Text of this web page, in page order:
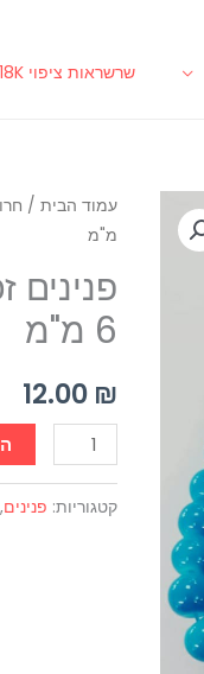
שרשראות ציפוי 18K קרט
עמוד הבית/
מ"מ
6 מ"מ
12.00 ₪
כמות
של
זכוכית
צבע
כחלחל
6
מ"מ
קטגוריות: פנינים,